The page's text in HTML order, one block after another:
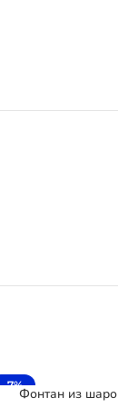
-7%
Фонтан из